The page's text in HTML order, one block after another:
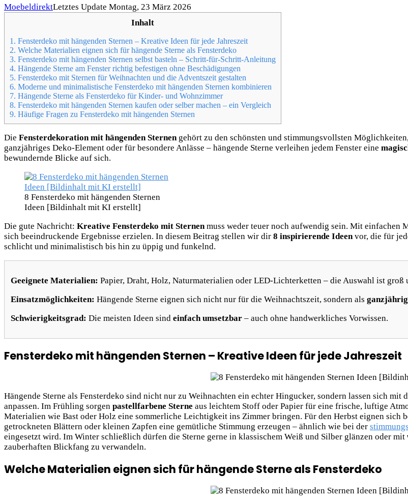
MoebeldirektLetztes Update Montag, 23 März 2026
Inhalt
1. Fensterdeko mit hängenden Sternen – Kreative Ideen für jede Jahreszeit
2. Welche Materialien eignen sich für hängende Sterne als Fensterdeko
3. Fensterdeko mit hängenden Sternen selbst basteln – Schritt-für-Schritt-Anleitung
4. Hängende Sterne am Fenster richtig befestigen ohne Beschädigungen
5. Fensterdeko mit Sternen für Weihnachten und die Adventszeit gestalten
6. Moderne und minimalistische Fensterdeko mit hängenden Sternen kombinieren
7. Hängende Sterne als Fensterdeko für Kinder- und Wohnzimmer
8. Fensterdeko mit hängenden Sternen kaufen oder selber machen – ein Vergleich
9. Häufige Fragen zu Fensterdeko mit hängenden Sternen
Die Fensterdekoration mit hängenden Sternengehört zu den schönsten und stimmungsvollsten
ganzjähriges Deko-Element oder für besondere Anlässe – hängende Sterne verleihen jedem Fenster eine
bewundernde Blicke auf sich.
8 Fensterdeko mit hängenden Sternen
Ideen [Bildinhalt mit KI erstellt]
Die gute Nachricht: Kreative Fensterdeko mit Sternenmuss weder teuer noch aufwendig sein. Mit einfachen
sich beeindruckende Ergebnisse erzielen. In diesem Beitrag stellen wir dir 8 inspirierende Ideenvor, die für
schlicht und minimalistisch bis hin zu üppig und funkelnd.
Geeignete Materialien: Papier, Draht, Holz, Naturmaterialien oder LED-Lichterketten – die Auswahl ist groß
Einsatzmöglichkeiten: Hängende Sterne eignen sich nicht nur für die Weihnachtszeit, sondern als
Schwierigkeitsgrad: Die meisten Ideen sind einfach umsetzbar – auch ohne handwerkliches Vorwissen.
Fensterdeko mit hängenden Sternen – Kreative Ideen für jede Jahreszeit
Hängende Sterne als Fensterdeko sind nicht nur zu Weihnachten ein echter Hingucker, sondern lassen sich
anpassen. Im Frühling sorgen pastellfarbene Sterne aus leichtem Stoff oder Papier für eine frische, luftige
Materialien wie Bast oder Holz eine sommerliche Leichtigkeit ins Zimmer bringen. Für den Herbst eignen sich
getrockneten Blättern oder kleinen Zapfen eine gemütliche Stimmung erzeugen – ähnlich wie bei der
eingesetzt wird. Im Winter schließlich dürfen die Sterne gerne in klassischem Weiß und Silber glänzen oder mit
zauberhaften Blickfang zu verwandeln.
Welche Materialien eignen sich für hängende Sterne als Fensterdeko